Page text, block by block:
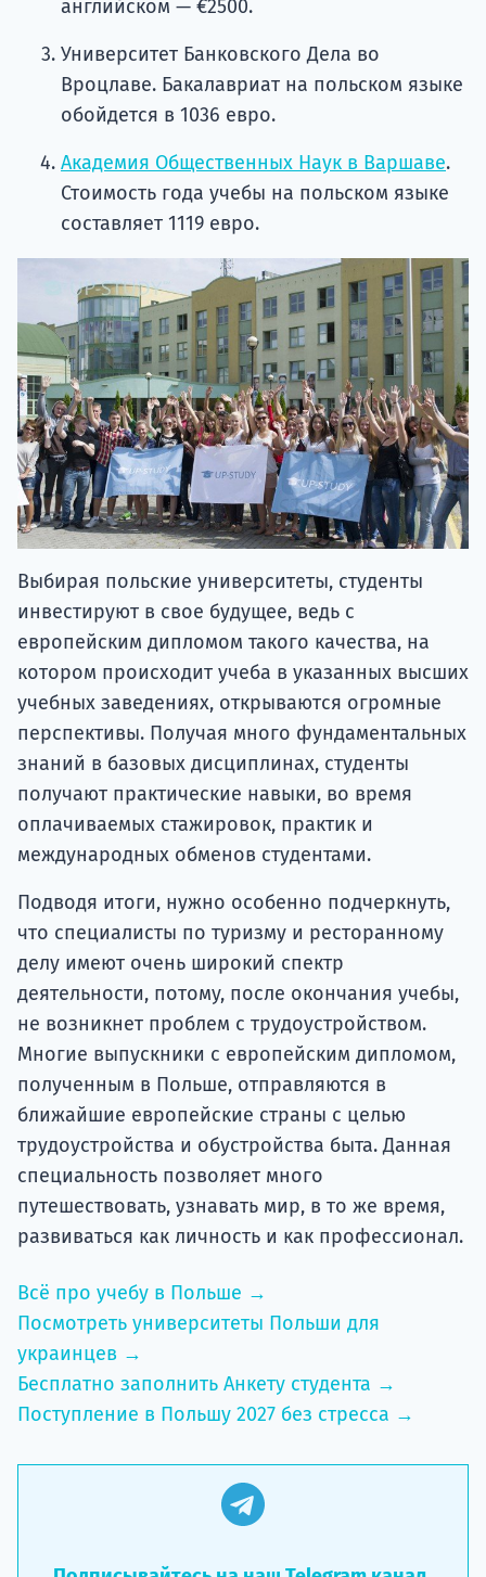
английском — €2500.
Университет Банковского Дела во
Вроцлаве. Бакалавриат на польском языке
обойдется в 1036 евро.
Академия Общественных Наук в Варшаве.
Стоимость года учебы на польском языке
составляет 1119 евро.
Выбирая польские университеты, студенты
инвестируют в свое будущее, ведь с
европейским дипломом такого качества, на
котором происходит учеба в указанных высших
учебных заведениях, открываются огромные
перспективы. Получая много фундаментальных
знаний в базовых дисциплинах, студенты
получают практические навыки, во время
оплачиваемых стажировок, практик и
международных обменов студентами.
Подводя итоги, нужно особенно подчеркнуть,
что специалисты по туризму и ресторанному
делу имеют очень широкий спектр
деятельности, потому, после окончания учебы,
не возникнет проблем с трудоустройством.
Многие выпускники с европейским дипломом,
полученным в Польше, отправляются в
ближайшие европейские страны с целью
трудоустройства и обустройства быта. Данная
специальность позволяет много
путешествовать, узнавать мир, в то же время,
развиваться как личность и как профессионал.
Всё про учебу в Польше →
Посмотреть университеты Польши для
украинцев →
Бесплатно заполнить Анкету студента →
Поступление в Польшу 2027 без стресса →